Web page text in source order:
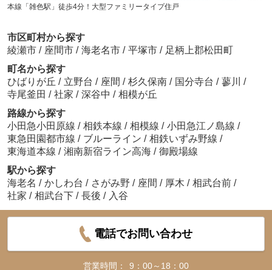
本線「雑色駅」徒歩4分！大型ファミリータイプ住戸
市区町村から探す
綾瀬市 / 座間市 / 海老名市 / 平塚市 / 足柄上郡松田町
町名から探す
ひばりが丘 / 立野台 / 座間 / 杉久保南 / 国分寺台 / 蓼川 /
寺尾釜田 / 社家 / 深谷中 / 相模が丘
路線から探す
小田急小田原線 / 相鉄本線 / 相模線 / 小田急江ノ島線 /
東急田園都市線 / ブルーライン / 相鉄いずみ野線 /
東海道本線 / 湘南新宿ライン高海 / 御殿場線
駅から探す
海老名 / かしわ台 / さがみ野 / 座間 / 厚木 / 相武台前 /
社家 / 相武台下 / 長後 / 入谷
電話でお問い合わせ
営業時間： 9：00～18：00